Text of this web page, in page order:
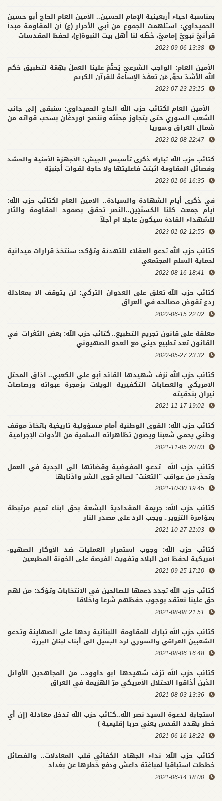
بمناسبة احياء أربعينية الإمام الحسين.. الأمين العام الحاج أبو حسين
الحميداوي: استلهمت الجموع من أبي الأحرار (ع) أن المقاومة مبدأ
قرأنيٌّ نبويٌّ إماميٌّ، خَطّه لنا أهل بيت النبوة(ع)، لحفظ المقدسات
13:38 2023-09-06
الأمين العام: الواجب الشرعيّ يُحتِّمُ علينا العملَ بهِمّة لتطبيق حُكم
الله الأشدّ بحقّ مَن تعمَّدَ الإساءةَ للقرآن الكريم
23:15 2023-07-23
الأمين العام لكتائب حزب الله الحاج الحميداوي: سنبقى إلى جانب
الشعب السوري حتى يتجاوز مِحنَتَه وننصح أوردغان بسحب قواته من
شمال العراق وسوريا
22:47 2023-02-08
كتائب حزب الله تبارك ذكرى تأسيس الجيش: الأجهزة الأمنية والحشد
وفصائل المقاومة اثبتت فاعليتها ولا حاجة لقوات أجنبيّة
16:35 2023-01-06
في ذكرى أيام الشهادة والسيادة.. الامين العام لكتائب حزب الله:
أيام جمعت كلتا الحُسنَيَين..النصر تحقق بصمود المقاومة والثأر
للشهداء القادة سيكون عاجلا ام آجلآ
12:55 2023-01-02
كتائب حزب الله تدعو العقلاء للتهدئة وتؤكد: سنتخذ قرارات ميدانية
لحماية السلم المجتمعي
18:41 2022-08-16
كتائب حزب الله تعلق على العدوان التركي: لن يتوقف الا بمعادلة
ردع تقوض مصالحه في العراق
22:02 2022-06-15
معلقة على قانون تجريم التطبيع.. كتائب حزب الله: بعض الثغرات في
القانون تعد تطبيع ديني مع العدو الصهيوني
23:32 2022-05-27
كتائب حزب الله تزف شهيدها القائد أبو علي الكعبي.. اذاق المحتل
الامريكي والعصابات التكفيرية الويلات بزمجرة عبواته ورصاصات
نيران بندقيته
19:02 2021-11-17
كتائب حزب الله: القوى الوطنية أمام مسؤولية تاريخية باتخاذ موقف
وطني يحمي شعبنا ويصون تظاهراته السلمية من الأدوات الإجرامية
20:03 2021-11-05
كتائب حزب الله تدعو المفوضية وقضاتها الى الجدية في العمل
وتحذر من عواقب "التعنت" لصالح قوى الشر واذنابها
19:45 2021-10-30
كتائب حزب الله: جريمة المقدادية البشعة بحق ابناء تميم مرتبطة
بمؤامرة التزوير.. ويجب الرد على مصدر النار
21:03 2021-10-27
كتائب حزب الله: وجوب استمرار العمليات ضد الأوكار الصهيو-
أمريكية لحفظ أمن البلاد وتفويت الفرصة على الخونة المطبعين
17:10 2021-09-25
كتائب حزب الله تجدد دعمها للصالحين في الانتخابات وتؤكد: من لهم
حق علينا نعتقد بوجوب حفظهم شرعا وأخلاقا
21:51 2021-08-08
كتائب حزب الله تبارك للمقاومة اللبنانية ردها على الصهاينة وتدعو
الشعبين العراقي والسوري لرد الجميل الى أبناء لبنان البررة
16:48 2021-08-06
كتائب حزب الله تزف شهيدها ابو داوود.. من المجاهدين الأوائل
الذين أذاقوا الاحتلال الأمريكي مرّ الهزيمة في العراق
13:36 2021-08-03
استجابة لدعوة السيد نصر الله..كتائب حزب الله تدخل معادلة (إن أي
خطر يهدد القدس يعني حربا إقليمية )
18:22 2021-06-16
كتائب حزب الله: نداء الجهاد الكفائي قلب المعادلات.. والفصائل
خططت استباقيا لمباغتة داعش ودفع خطرها عن بغداد
18:00 2021-06-14